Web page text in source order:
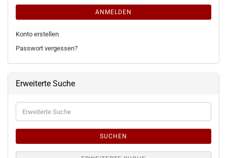
ANMELDEN
Konto erstellen
Passwort vergessen?
Erweiterte Suche
Erweiterte
Suche
SUCHEN